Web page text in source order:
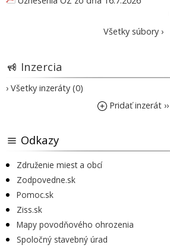
Všetky súbory ›
Inzercia
› Všetky inzeráty (0)
Pridať inzerát ››
Odkazy
Združenie miest a obcí
Zodpovedne.sk
Pomoc.sk
Ziss.sk
Mapy povodňového ohrozenia
Spoločný stavebný úrad